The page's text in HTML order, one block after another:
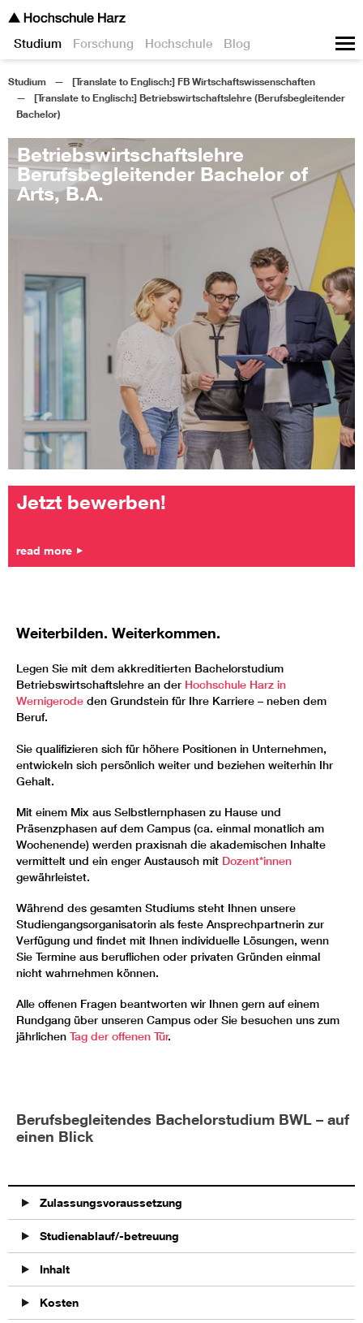
Studium Forschung Hochschule Blog
Studium
[Translate to Englisch:] FB Wirtschaftswissenschaften
[Translate to Englisch:] Betriebswirtschaftslehre (Berufsbegleitender
Bachelor)
Betriebswirtschaftslehre
Berufsbegleitender Bachelor of
Arts, B.A.
Jetzt bewerben!
read more
Weiterbilden. Weiterkommen.
Legen Sie mit dem akkreditierten Bachelorstudium
Betriebswirtschaftslehre an der Hochschule Harz in
Wernigerode den Grundstein für Ihre Karriere – neben dem
Beruf.
Sie qualifizieren sich für höhere Positionen in Unternehmen,
entwickeln sich persönlich weiter und beziehen weiterhin Ihr
Gehalt.
Mit einem Mix aus Selbstlernphasen zu Hause und
Präsenzphasen auf dem Campus (ca. einmal monatlich am
Wochenende) werden praxisnah die akademischen Inhalte
vermittelt und ein enger Austausch mit Dozent*innen
gewährleistet.
Während des gesamten Studiums steht Ihnen unsere
Studiengangsorganisatorin als feste Ansprechpartnerin zur
Verfügung und findet mit Ihnen individuelle Lösungen, wenn
Sie Termine aus beruflichen oder privaten Gründen einmal
nicht wahrnehmen können.
Alle offenen Fragen beantworten wir Ihnen gern auf einem
Rundgang über unseren Campus oder Sie besuchen uns zum
jährlichen Tag der offenen Tür.
Berufsbegleitendes Bachelorstudium BWL – auf
einen Blick
Zulassungsvoraussetzung
Studienablauf/-betreuung
Inhalt
Kosten